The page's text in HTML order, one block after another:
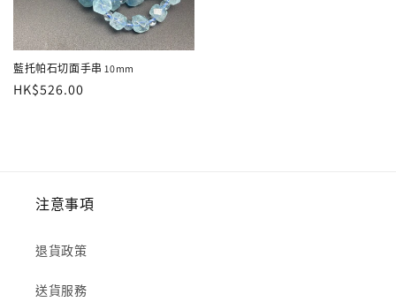
藍托帕石切面手串 10mm
定
HK$526.00
注意事項
退貨政策
送貨服務